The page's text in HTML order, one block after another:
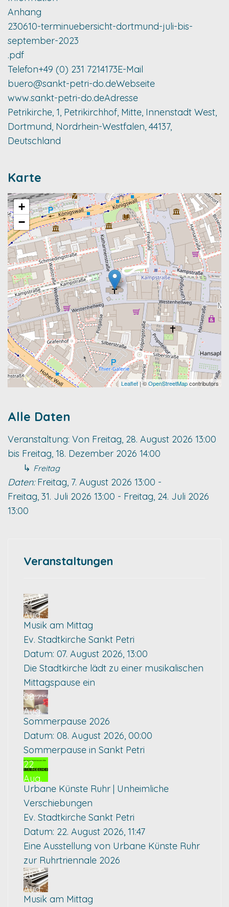
Anhang
230610-terminuebersicht-dortmund-juli-bis-
september-2023
.pdf
Telefon+49 (0) 231 7214173E-Mail
buero@sankt-petri-do.deWebseite
www.sankt-petri-do.deAdresse
Petrikirche, 1, Petrikirchhof, Mitte, Innenstadt West,
Dortmund, Nordrhein-Westfalen, 44137,
Deutschland
Karte
+
−
Leaflet| ©OpenStreetMapcontributors
Alle Daten
Veranstaltung: Von Freitag, 28. August 2026 13:00
bis Freitag, 18. Dezember 2026 14:00
↳ Freitag
Daten:Freitag, 7. August 2026 13:00 -
Freitag, 31. Juli 2026 13:00 - Freitag, 24. Juli 2026
13:00
Veranstaltungen
07
Aug.
Musik am Mittag
Ev. Stadtkirche Sankt Petri
Datum: 07. August 2026, 13:00
Die Stadtkirche lädt zu einer musikalischen
Mittagspause ein
08
Aug.
Sommerpause 2026
Datum: 08. August 2026, 00:00
Sommerpause in Sankt Petri
22
Aug.
Urbane Künste Ruhr | Unheimliche
Verschiebungen
Ev. Stadtkirche Sankt Petri
Datum: 22. August 2026, 11:47
Eine Ausstellung von Urbane Künste Ruhr
zur Ruhrtriennale 2026
28
Aug.
Musik am Mittag